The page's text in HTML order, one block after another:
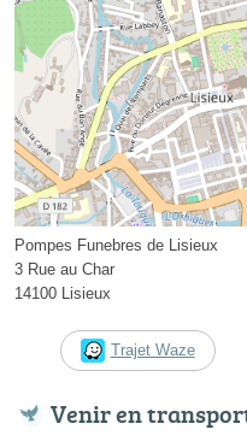
Pompes Funebres de Lisieux
3 Rue au Char
14100 Lisieux
Trajet Waze
Venir en